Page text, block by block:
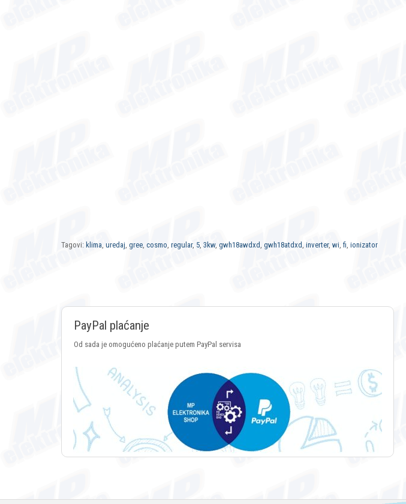
Tagovi: klima, uredaj, gree, cosmo, regular, 5, 3kw, gwh18awdxd , gwh18atdxd, inverter, wi, fi, ionizator
PayPal plaćanje
Od sada je omogućeno plaćanje putem PayPal servisa